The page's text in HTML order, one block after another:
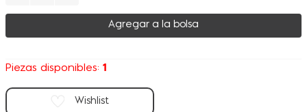
Agregar a la bolsa
Piezas disponibles: 1